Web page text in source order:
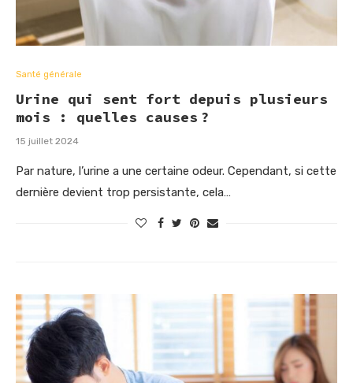
Santé générale
Urine qui sent fort depuis plusieurs
mois : quelles causes ?
15 juillet 2024
Par nature, l’urine a une certaine odeur. Cependant, si cette
dernière devient trop persistante, cela…